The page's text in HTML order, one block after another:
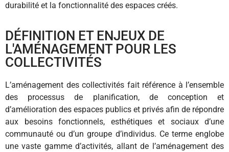
durabilité et la fonctionnalité des espaces créés.
DÉFINITION ET ENJEUX DE
L'AMÉNAGEMENT POUR LES
COLLECTIVITÉS
L’aménagement des collectivités fait référence à l’ensemble
des processus de planification, de conception et
d’amélioration des espaces publics et privés afin de répondre
aux besoins fonctionnels, esthétiques et sociaux d’une
communauté ou d’un groupe d’individus. Ce terme englobe
une vaste gamme d’activités, allant de l’aménagement des